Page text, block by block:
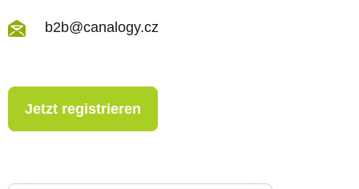
b2b@canalogy.cz
Jetzt registrieren